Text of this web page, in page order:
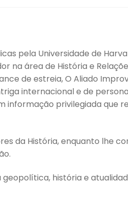
pela Universidade de
na área de História e
de estreia, O Aliado
internacional e de
informação privilegiada que
da História, enquanto lhe
história e